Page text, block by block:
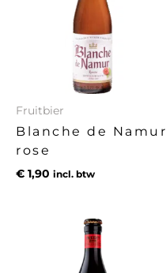
Fruitbier
Blanche de Namur
rose
€ 1,90 incl. btw